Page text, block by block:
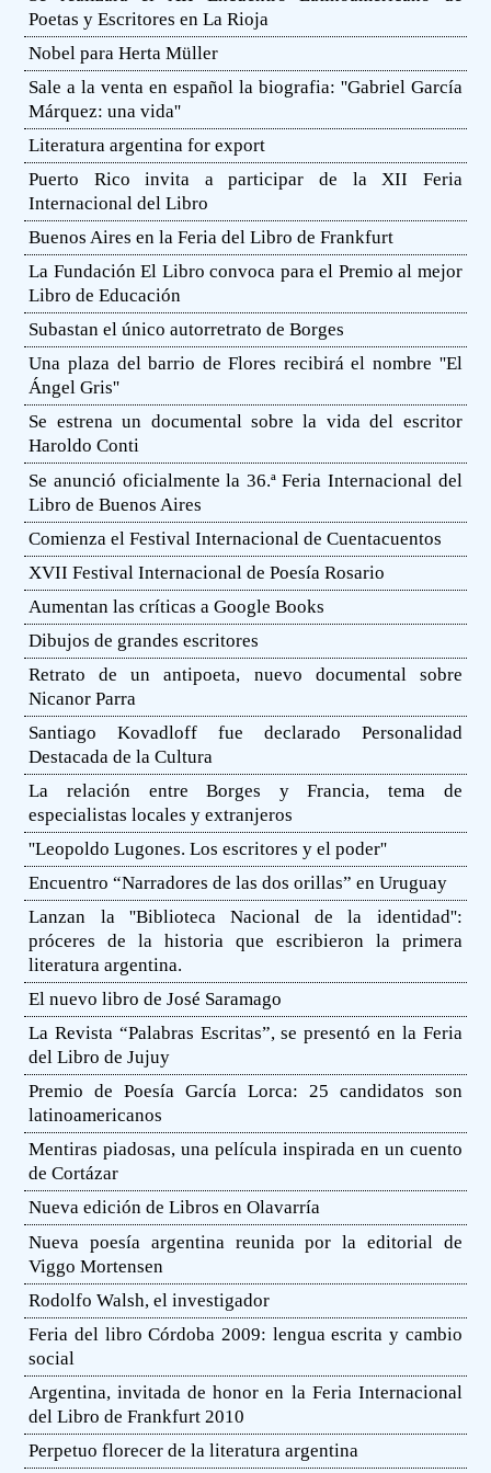
Poetas y Escritores en La Rioja
Nobel para Herta Müller
Sale a la venta en español la biografia: ''Gabriel García
Márquez: una vida''
Literatura argentina for export
Puerto Rico invita a participar de la XII Feria
Internacional del Libro
Buenos Aires en la Feria del Libro de Frankfurt
La Fundación El Libro convoca para el Premio al mejor
Libro de Educación
Subastan el único autorretrato de Borges
Una plaza del barrio de Flores recibirá el nombre ''El
Ángel Gris''
Se estrena un documental sobre la vida del escritor
Haroldo Conti
Se anunció oficialmente la 36.ª Feria Internacional del
Libro de Buenos Aires
Comienza el Festival Internacional de Cuentacuentos
XVII Festival Internacional de Poesía Rosario
Aumentan las críticas a Google Books
Dibujos de grandes escritores
Retrato de un antipoeta, nuevo documental sobre
Nicanor Parra
Santiago Kovadloff fue declarado Personalidad
Destacada de la Cultura
La relación entre Borges y Francia, tema de
especialistas locales y extranjeros
''Leopoldo Lugones. Los escritores y el poder''
Encuentro “Narradores de las dos orillas” en Uruguay
Lanzan la ''Biblioteca Nacional de la identidad'':
próceres de la historia que escribieron la primera
literatura argentina.
El nuevo libro de José Saramago
La Revista “Palabras Escritas”, se presentó en la Feria
del Libro de Jujuy
Premio de Poesía García Lorca: 25 candidatos son
latinoamericanos
Mentiras piadosas, una película inspirada en un cuento
de Cortázar
Nueva edición de Libros en Olavarría
Nueva poesía argentina reunida por la editorial de
Viggo Mortensen
Rodolfo Walsh, el investigador
Feria del libro Córdoba 2009: lengua escrita y cambio
social
Argentina, invitada de honor en la Feria Internacional
del Libro de Frankfurt 2010
Perpetuo florecer de la literatura argentina